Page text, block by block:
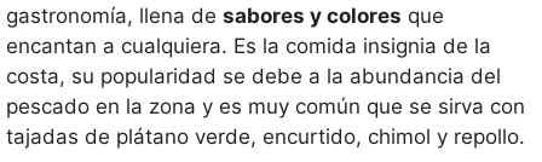
gastronomía, llena de sabores y colores que
encantan a cualquiera. Es la comida insignia de la
costa, su popularidad se debe a la abundancia del
pescado en la zona y es muy común que se sirva con
tajadas de plátano verde, encurtido, chimol y repollo.